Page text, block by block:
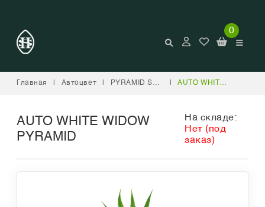
0
Главная Автоцвет PYRAMID SEEDS AUTO WHITE WIDOW PYRAMID
AUTO WHITE WIDOW
PYRAMID
На складе:
Нет (под
заказ)